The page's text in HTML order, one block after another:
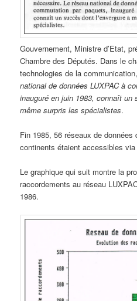
Gouvernement, Ministre d’Etat,
Chambre des Députés. Dans le
technologies de la
national de données LUXPAC à
inauguré en juin 1983, connaît un
même surpris les spécialistes.
Fin 1985, 56 réseaux de
continents étaient accessibles via
Le graphique qui suit montre la
raccordements au réseau
1986.